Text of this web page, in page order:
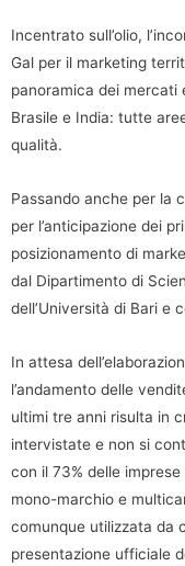
Incentrato sull’olio,
Gal per il marketing
panoramica dei mercati
Brasile e India: tutte
qualità.
Passando anche per la
per l’anticipazione dei
posizionamento di
dal Dipartimento di
dell’Università di Bari e
In attesa
l’andamento delle
ultimi tre anni risulta in
intervistate e non si
con il 73% delle
mono-marchio e
comunque utilizzata da
presentazione ufficiale